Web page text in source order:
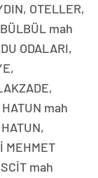
OTELLER,
mah
ODALARI,
mah
MEHMET
mah